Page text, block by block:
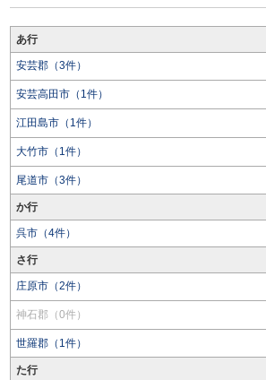
あ行
安芸郡（3件）
安芸高田市（1件）
江田島市（1件）
大竹市（1件）
尾道市（3件）
か行
呉市（4件）
さ行
庄原市（2件）
神石郡（0件）
世羅郡（1件）
た行